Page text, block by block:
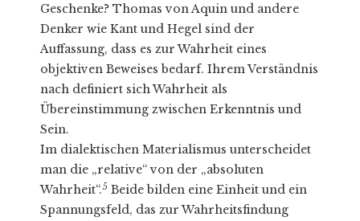
Geschenke? Thomas von Aquin und andere
Denker wie Kant und Hegel sind der
Auffassung, dass es zur Wahrheit eines
objektiven Beweises bedarf. Ihrem Verständnis
nach definiert sich Wahrheit als
Übereinstimmung zwischen Erkenntnis und
Sein.
Im dialektischen Materialismus unterscheidet
man die „relative“ von der „absoluten
Wahrheit“.5 Beide bilden eine Einheit und ein
Spannungsfeld, das zur Wahrheitsfindung